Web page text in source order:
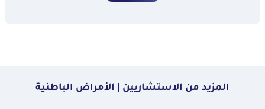
المزيد من الاستشاريين | الأمراض الباطنية